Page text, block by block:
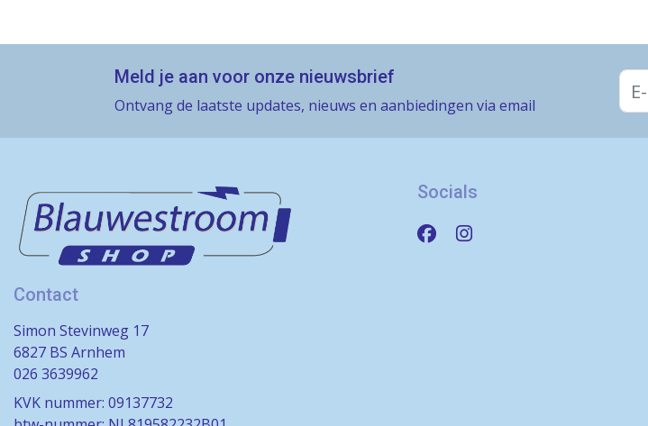
Meld je aan voor onze nieuwsbrief
Ontvang de laatste updates, nieuws en aanbiedingen via email
Contact
Simon Stevinweg 17
6827 BS Arnhem
026 3639962
KVK nummer: 09137732
Socials